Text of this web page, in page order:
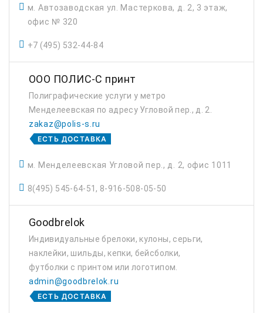
м. Автозаводская ул. Мастеркова, д. 2, 3 этаж,
офис № 320
+7 (495) 532-44-84
ООО ПОЛИС-С принт
Полиграфические услуги у метро
Менделеевская по адресу Угловой пер., д. 2.
zakaz@polis-s.ru
ЕСТЬ ДОСТАВКА
м. Менделеевская Угловой пер., д. 2, офис 1011
8(495) 545-64-51, 8-916-508-05-50
Goodbrelok
Индивидуальные брелоки, кулоны, серьги,
наклейки, шильды, кепки, бейсболки,
футболки с принтом или логотипом.
admin@goodbrelok.ru
ЕСТЬ ДОСТАВКА